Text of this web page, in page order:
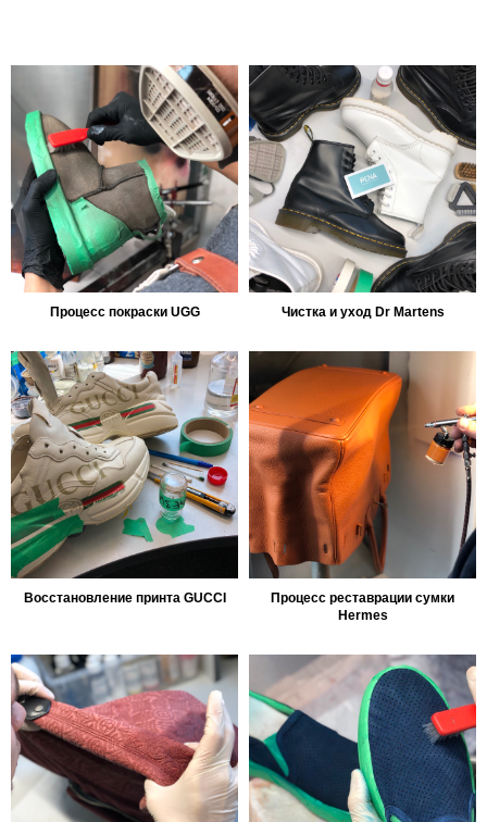
Процесс покраски UGG Чистка и уход Dr Martens
Восстановление принта GUCCI
Процесс реставрации сумки
Hermes